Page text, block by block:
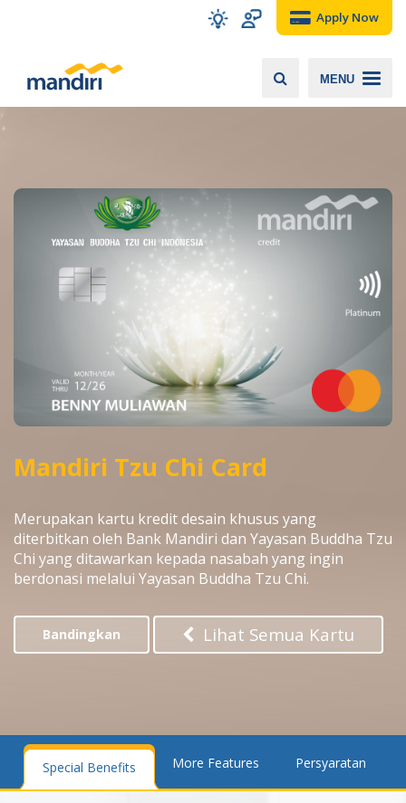
Apply Now
MENU
Mandiri Tzu Chi Card
Merupakan kartu kredit desain khusus yang
diterbitkan oleh Bank Mandiri dan Yayasan Buddha Tzu
Chi yang ditawarkan kepada nasabah yang ingin
berdonasi melalui Yayasan Buddha Tzu Chi.
Bandingkan Lihat Semua Kartu
Special Benefits More Features Persyaratan